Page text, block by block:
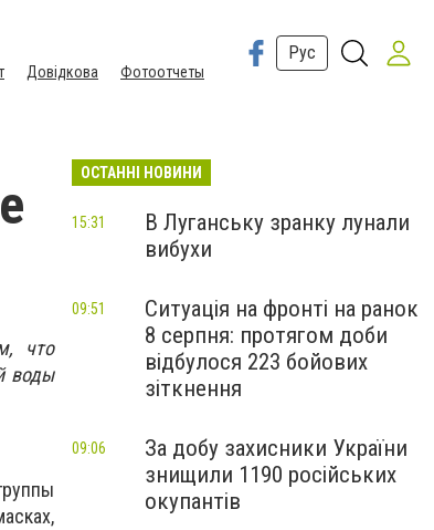
Довідкова Фотоотчеты
Рус
что
воды
ОСТАННІ НОВИНИ
В Луганську зранку лунали
вибухи
15:31
Ситуація на фронті на ранок
8 серпня: протягом доби
відбулося 223 бойових
зіткнення
09:51
За добу захисники України
знищили 1190 російських
окупантів
09:06